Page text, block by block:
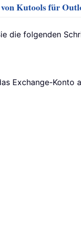
Kutools für
die folgenden
Exchange-Konto